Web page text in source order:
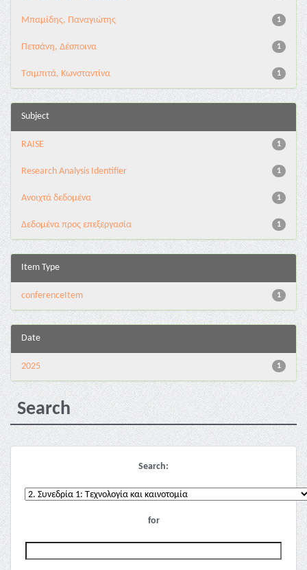
1
Μπαμίδης, Παναγιώτης
1
Πετσάνη, Δέσποινα
1
Τσιμπιτά, Κωνσταντίνα
Subject
1
RAISE
1
Research Analysis Identifier
1
Ανοιχτά δεδομένα
1
Δεδομένα προς επεξεργασία
Item Type
1
conferenceItem
Date
1
2025
Search
Search:
for